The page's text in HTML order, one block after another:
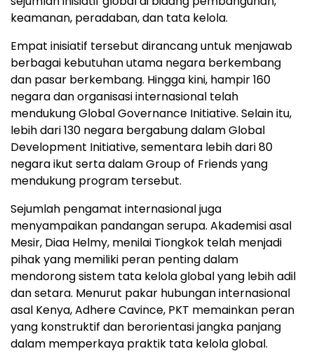
keamanan, peradaban, dan tata kelola.
Empat inisiatif tersebut dirancang untuk menjawab
berbagai kebutuhan utama negara berkembang
dan pasar berkembang. Hingga kini, hampir 160
negara dan organisasi internasional telah
mendukung Global Governance Initiative. Selain itu,
lebih dari 130 negara bergabung dalam Global
Development Initiative, sementara lebih dari 80
negara ikut serta dalam Group of Friends yang
mendukung program tersebut.
Sejumlah pengamat internasional juga
menyampaikan pandangan serupa. Akademisi asal
Mesir, Diaa Helmy, menilai Tiongkok telah menjadi
pihak yang memiliki peran penting dalam
mendorong sistem tata kelola global yang lebih adil
dan setara. Menurut pakar hubungan internasional
asal Kenya, Adhere Cavince, PKT memainkan peran
yang konstruktif dan berorientasi jangka panjang
dalam memperkaya praktik tata kelola global.